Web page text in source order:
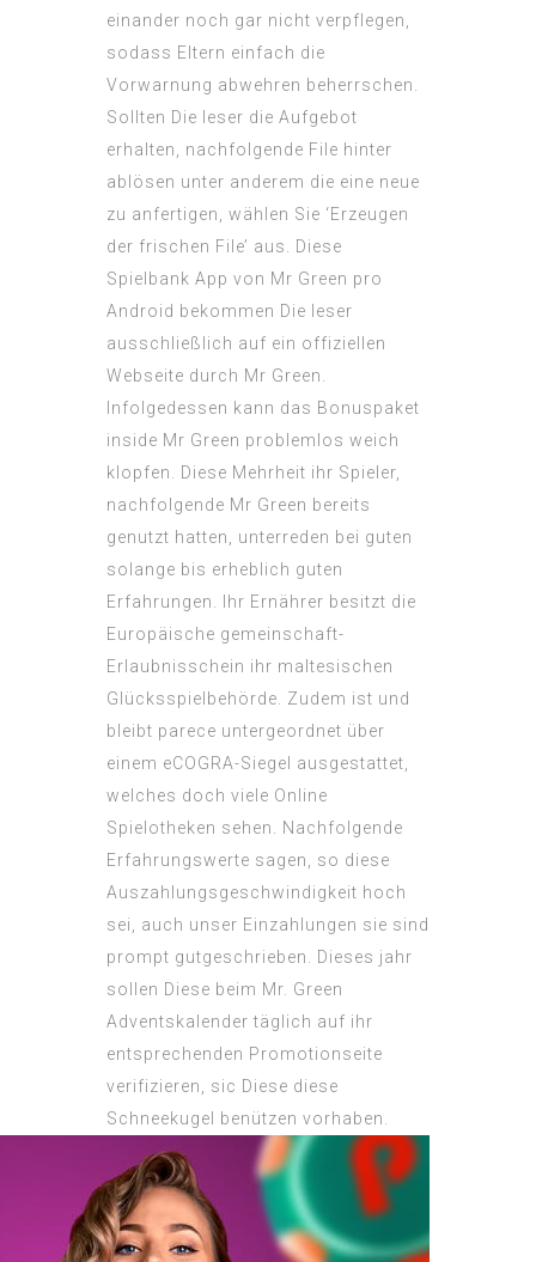
einander noch gar nicht verpflegen,
sodass Eltern einfach die
Vorwarnung abwehren beherrschen.
Sollten Die leser die Aufgebot
erhalten, nachfolgende File hinter
ablösen unter anderem die eine neue
zu anfertigen, wählen Sie ‘Erzeugen
der frischen File’ aus. Diese
Spielbank App von Mr Green pro
Android bekommen Die leser
ausschließlich auf ein offiziellen
Webseite durch Mr Green.
Infolgedessen kann das Bonuspaket
inside Mr Green problemlos weich
klopfen. Diese Mehrheit ihr Spieler,
nachfolgende Mr Green bereits
genutzt hatten, unterreden bei guten
solange bis erheblich guten
Erfahrungen. Ihr Ernährer besitzt die
Europäische gemeinschaft-
Erlaubnisschein ihr maltesischen
Glücksspielbehörde. Zudem ist und
bleibt parece untergeordnet über
einem eCOGRA-Siegel ausgestattet,
welches doch viele Online
Spielotheken sehen. Nachfolgende
Erfahrungswerte sagen, so diese
Auszahlungsgeschwindigkeit hoch
sei, auch unser Einzahlungen sie sind
prompt gutgeschrieben. Dieses jahr
sollen Diese beim Mr. Green
Adventskalender täglich auf ihr
entsprechenden Promotionseite
verifizieren, sic Diese diese
Schneekugel benützen vorhaben.